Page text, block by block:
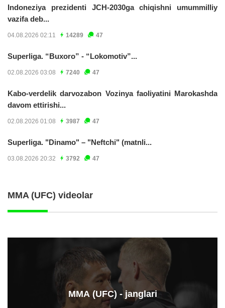
Indoneziya prezidenti JCH-2030ga chiqishni umummilliy
vazifa deb...
04.08.2026 02:11 14289 47
Superliga. “Buxoro” - “Lokomotiv”...
02.08.2026 03:08 7240 47
Kabo-verdelik darvozabon Vozinya faoliyatini Marokashda
davom ettirishi...
02.08.2026 01:08 3987 47
Superliga. "Dinamo" – "Neftchi" (matnli...
03.08.2026 20:32 3792 47
MMA (UFC) videolar
ММА (UFC) - janglari